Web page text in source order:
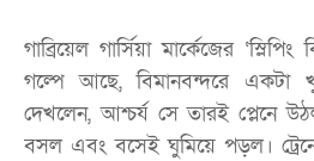
গাব্রিয়েল গার্সিয়া মার্কেজের
গল্পে আছে, বিমানবন্দরে একটা
দেখলেন, আশ্চর্য সে তারই প্লেনে
বসল এবং বসেই ঘুমিয়ে পড়ল।